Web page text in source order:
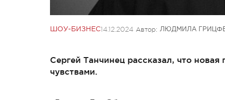
ШОУ-БИЗНЕС14.12.2024 Автор: ЛЮДМИЛА
Сергей Танчинец рассказал, что
чувствами.